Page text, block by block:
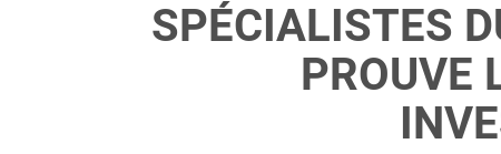
SPÉCIALISTES
PROUVE